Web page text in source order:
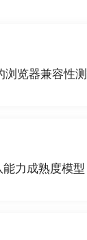
浏览器兼容性
力成熟度模